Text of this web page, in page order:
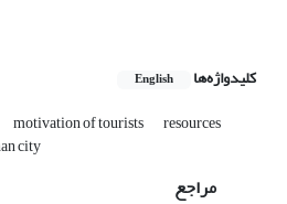
کلیدواژه‌ها English
motivation of tourists resources
city
مراجع